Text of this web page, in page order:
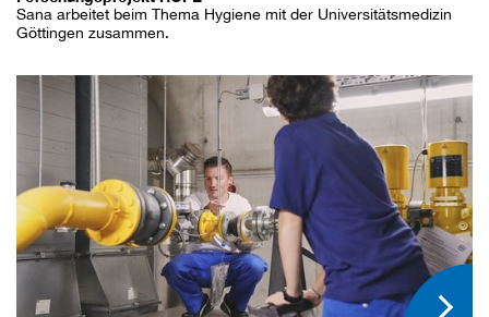
Sana arbeitet beim Thema Hygiene mit der Universitätsmedizin
Göttingen zusammen.